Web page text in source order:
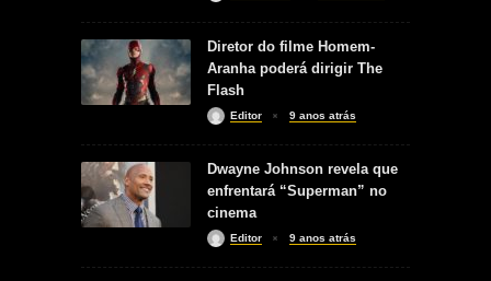
Diretor do filme Homem-
Aranha poderá dirigir The
Flash
Editor 9 anos atrás
Dwayne Johnson revela que
enfrentará “Superman” no
cinema
Editor 9 anos atrás